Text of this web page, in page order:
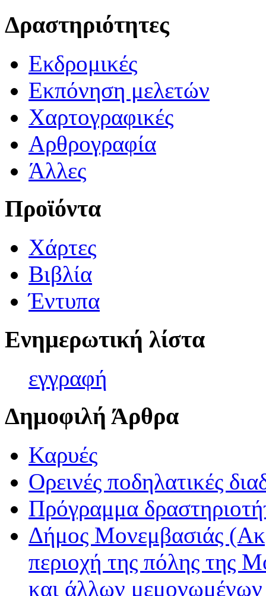
Δραστηριότητες
Εκδρομικές
Εκπόνηση μελετών
Χαρτογραφικές
Αρθρογραφία
Άλλες
Προϊόντα
Χάρτες
Βιβλία
Έντυπα
Ενημερωτική λίστα
εγγραφή
Δημοφιλή Άρθρα
Καρυές
Ορεινές ποδηλατικές
Πρόγραμμα
Δήμος Μονεμβασιάς
περιοχή της πόλης της
και άλλων